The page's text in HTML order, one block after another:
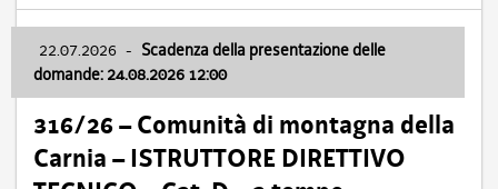
22.07.2026 - Scadenza della presentazione delle
domande: 24.08.2026 12:00
316/26 – Comunità di montagna della
Carnia – ISTRUTTORE DIRETTIVO